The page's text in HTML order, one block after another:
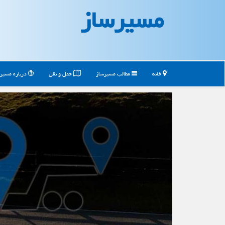
مسیرساز
خانه مطالب مسیرساز حمل و نقل درباره